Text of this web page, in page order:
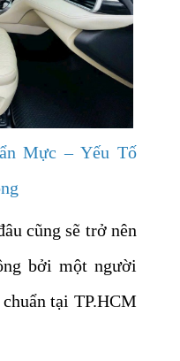
Mực – Yếu Tố
cũng sẽ trở nên
bởi một người
tại TP.HCM